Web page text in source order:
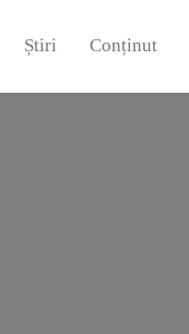
Știri Conținut